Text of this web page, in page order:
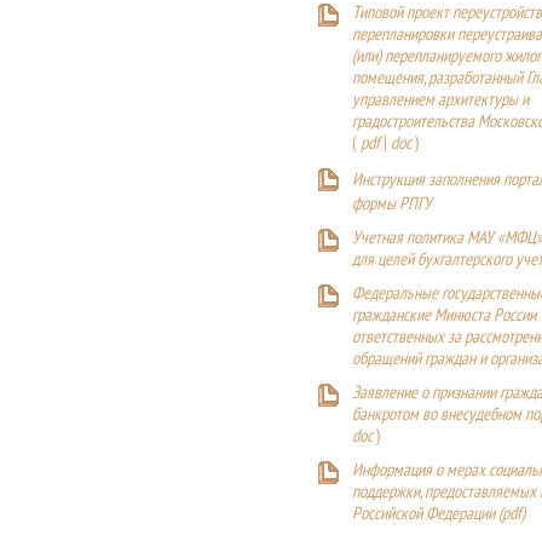
Типовой проект
перепланировки
(или) перепланируемого
помещения, разработанный
управлением архитектуры и
градостроительства
(pdf| doc)
Инструкция заполнения
формы РПГУ
Учетная политика МАУ
для целей бухгалтерского
Федеральные
гражданские Минюста России
ответственных за
обращений граждан и
Заявление о признании
банкротом во внесудебном
doc)
Информация о мерах
поддержки,
Российской Федерации (pdf)